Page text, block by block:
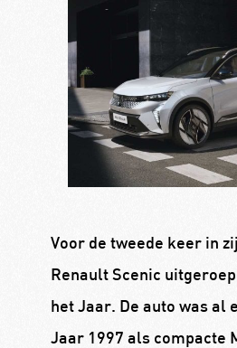
Voor de tweede keer in
Renault Scenic
het Jaar. De auto was al
Jaar 1997 als compacte